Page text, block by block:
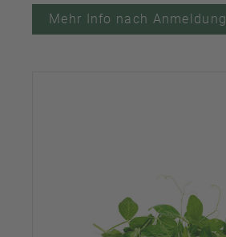
Mehr Info nach Anmeldung